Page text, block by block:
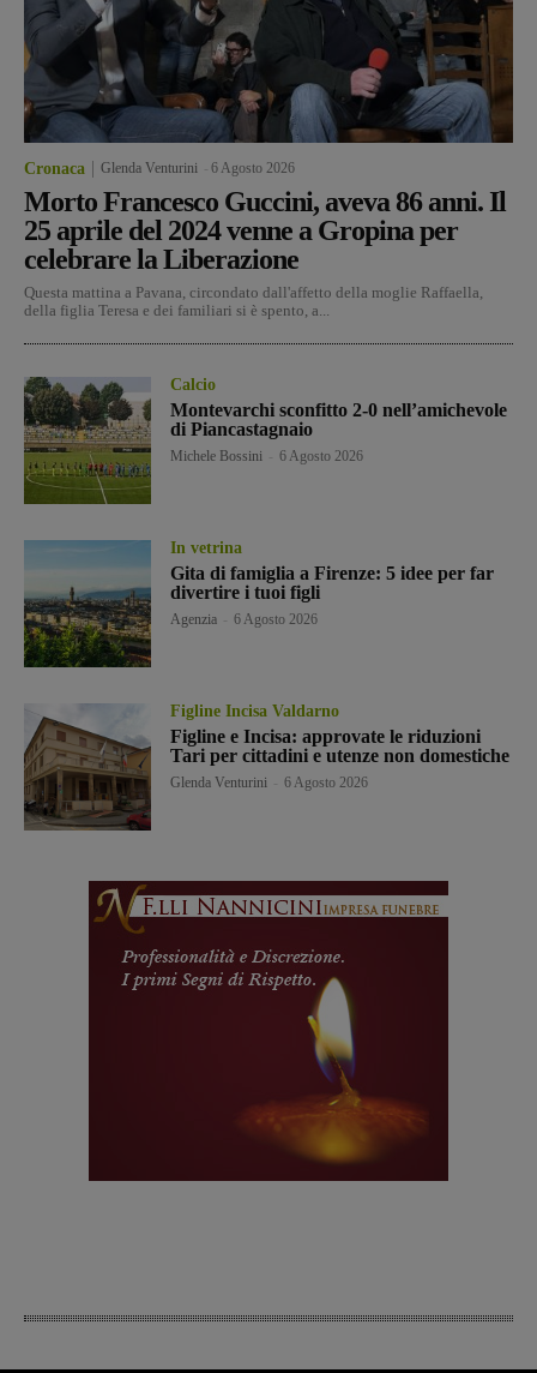
Cronaca Glenda Venturini 6 Agosto 2026
Morto Francesco Guccini, aveva 86 anni. Il
25 aprile del 2024 venne a Gropina per
celebrare la Liberazione
Questa mattina a Pavana, circondato dall'affetto della moglie Raffaella,
della figlia Teresa e dei familiari si è spento, a...
Calcio
Montevarchi sconfitto 2-0 nell’amichevole
di Piancastagnaio
Michele Bossini 6 Agosto 2026
In vetrina
Gita di famiglia a Firenze: 5 idee per far
divertire i tuoi figli
Agenzia 6 Agosto 2026
Figline Incisa Valdarno
Figline e Incisa: approvate le riduzioni
Tari per cittadini e utenze non domestiche
Glenda Venturini 6 Agosto 2026